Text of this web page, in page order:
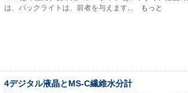
は、バックライトは、前者を与えます...
もっと
4デジタル液晶とMS-C繊維水分計